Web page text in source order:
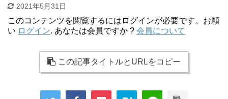
2021年5月31日
このコンテンツを閲覧するにはログインが必要です。お願
い ログイン. あなたは会員ですか ? 会員について
この記事タイトルとURLをコピー